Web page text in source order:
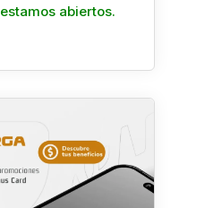
abiertos.